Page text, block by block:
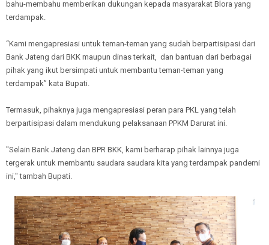
bahu-membahu memberikan dukungan kepada masyarakat Blora yang
terdampak.
“Kami mengapresiasi untuk teman-teman yang sudah berpartisipasi dari
Bank Jateng dari BKK maupun dinas terkait, dan bantuan dari berbagai
pihak yang ikut bersimpati untuk membantu teman-teman yang
terdampak” kata Bupati.
Termasuk, pihaknya juga mengapresiasi peran para PKL yang telah
berpartisipasi dalam mendukung pelaksanaan PPKM Darurat ini.
"Selain Bank Jateng dan BPR BKK, kami berharap pihak lainnya juga
tergerak untuk membantu saudara saudara kita yang terdampak pandemi
ini," tambah Bupati.